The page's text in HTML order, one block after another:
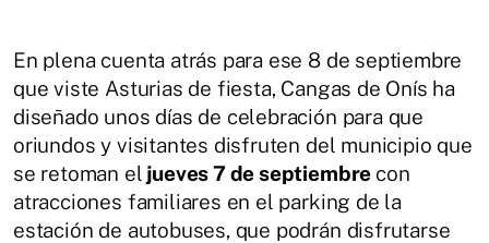
En plena cuenta atrás para ese 8 de septiembre
que viste Asturias de fiesta, Cangas de Onís ha
diseñado unos días de celebración para que
oriundos y visitantes disfruten del municipio que
se retoman el jueves 7 de septiembre con
atracciones familiares en el parking de la
estación de autobuses, que podrán disfrutarse